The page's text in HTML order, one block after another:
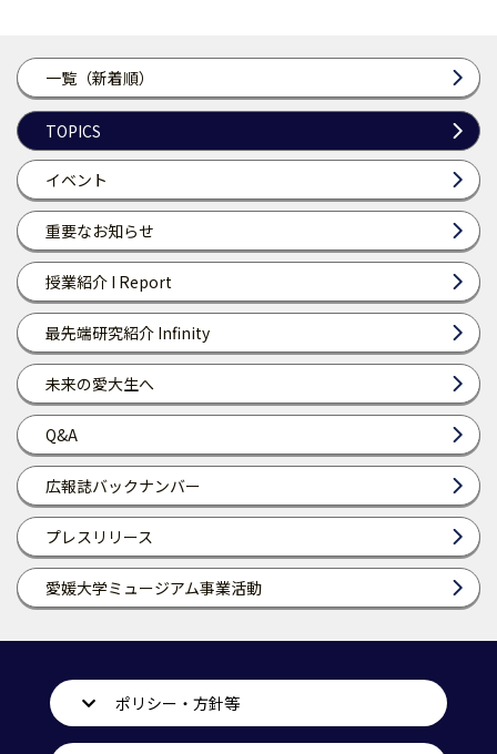
一覧（新着順）
TOPICS
イベント
重要なお知らせ
授業紹介 I Report
最先端研究紹介 Infinity
未来の愛大生へ
Q&A
広報誌バックナンバー
プレスリリース
愛媛大学ミュージアム事業活動
ポリシー・方針等